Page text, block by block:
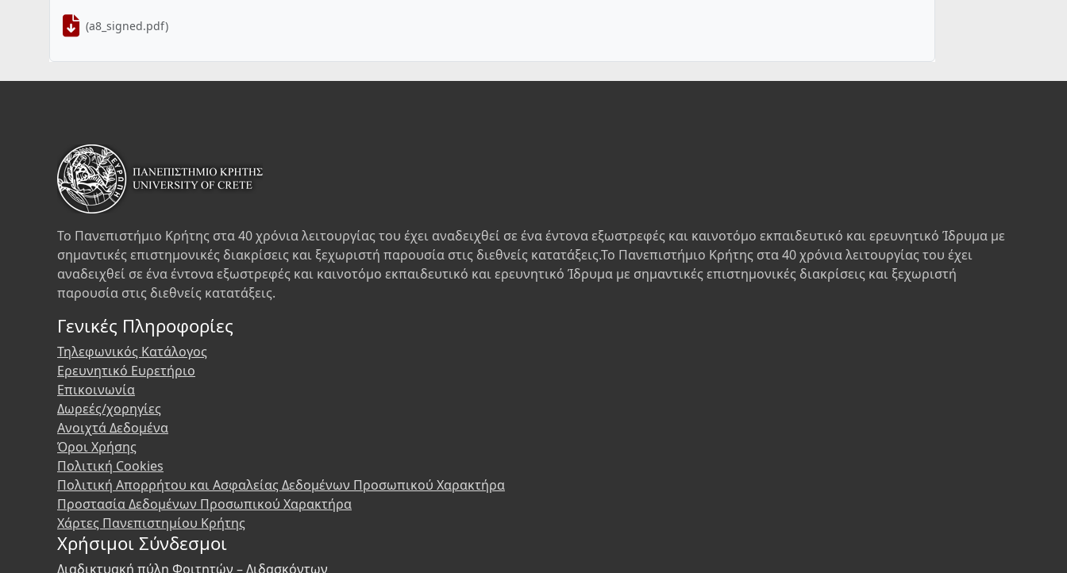
(a8_signed.pdf)
Το Πανεπιστήμιο Κρήτης στα 40 χρόνια λειτουργίας του έχει αναδειχθεί σε ένα έντονα εξωστρεφές και καινοτόμο εκπαιδευτικό και ερευνητικό Ίδρυμα με
σημαντικές επιστημονικές διακρίσεις και ξεχωριστή παρουσία στις διεθνείς κατατάξεις.Το Πανεπιστήμιο Κρήτης στα 40 χρόνια λειτουργίας του έχει
αναδειχθεί σε ένα έντονα εξωστρεφές και καινοτόμο εκπαιδευτικό και ερευνητικό Ίδρυμα με σημαντικές επιστημονικές διακρίσεις και ξεχωριστή
παρουσία στις διεθνείς κατατάξεις.
Γενικές Πληροφορίες
Τηλεφωνικός Κατάλογος
Ερευνητικό Ευρετήριο
Επικοινωνία
Δωρεές/χορηγίες
Ανοιχτά Δεδομένα
Όροι Χρήσης
Πολιτική Cookies
Πολιτική Απορρήτου και Ασφαλείας Δεδομένων Προσωπικού Χαρακτήρα
Προστασία Δεδομένων Προσωπικού Χαρακτήρα
Χάρτες Πανεπιστημίου Κρήτης
Χρήσιμοι Σύνδεσμοι
Διαδικτυακή πύλη Φοιτητών – Διδασκόντων